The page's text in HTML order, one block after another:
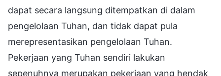
dapat secara langsung ditempatkan di dalam
pengelolaan Tuhan, dan tidak dapat pula
merepresentasikan pengelolaan Tuhan.
Pekerjaan yang Tuhan sendiri lakukan
sepenuhnya merupakan pekerjaan yang hendak